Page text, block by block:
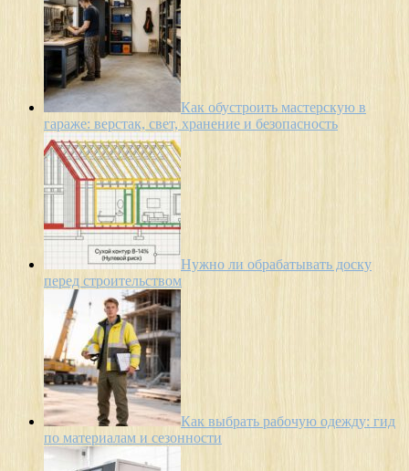
Как обустроить мастерскую в
гараже: верстак, свет, хранение и безопасность
Нужно ли обрабатывать доску
перед строительством
Как выбрать рабочую одежду: гид
по материалам и сезонности